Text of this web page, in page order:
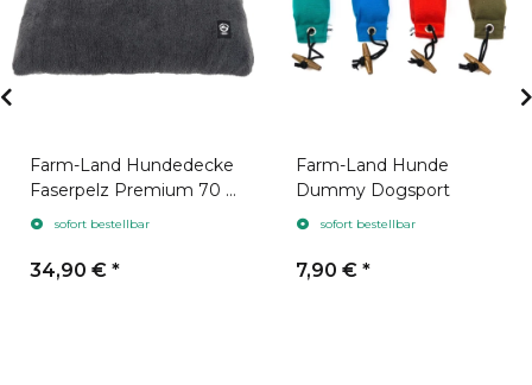
Farm-Land Hundedecke
Faserpelz Premium 70 x
100 cm Grau
sofort bestellbar
34,90 € *
Farm-Land Hunde
Dummy Dogsport
sofort bestellbar
7,90 € *